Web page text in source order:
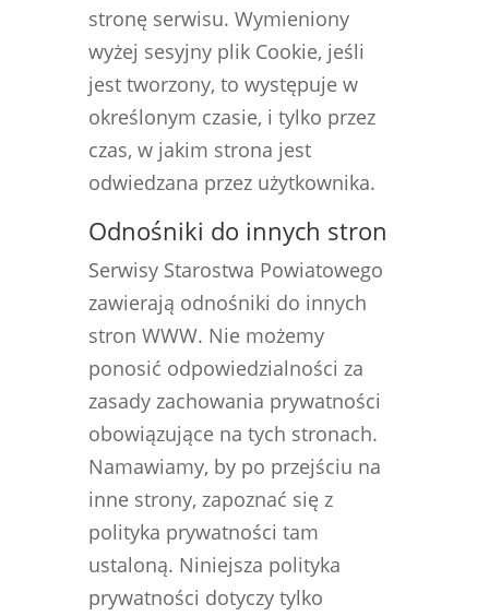
stronę serwisu. Wymieniony
wyżej sesyjny plik Cookie, jeśli
jest tworzony, to występuje w
określonym czasie, i tylko przez
czas, w jakim strona jest
odwiedzana przez użytkownika.
Odnośniki do innych stron
Serwisy Starostwa Powiatowego
zawierają odnośniki do innych
stron WWW. Nie możemy
ponosić odpowiedzialności za
zasady zachowania prywatności
obowiązujące na tych stronach.
Namawiamy, by po przejściu na
inne strony, zapoznać się z
polityka prywatności tam
ustaloną. Niniejsza polityka
prywatności dotyczy tylko